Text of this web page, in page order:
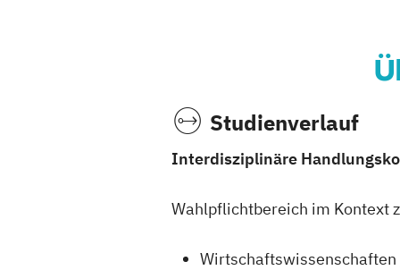
Studienverlauf
Interdisziplinäre
Wahlpflichtbereich im Kontext